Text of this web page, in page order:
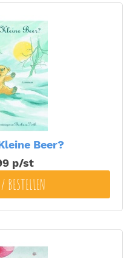
Beer?
p/st
BESTELLEN